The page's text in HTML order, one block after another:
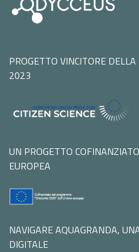
PROGETTO VINCITORE
2023
UN PROGETTO
EUROPEA
NAVIGARE AQUAGRANDA,
DIGITALE